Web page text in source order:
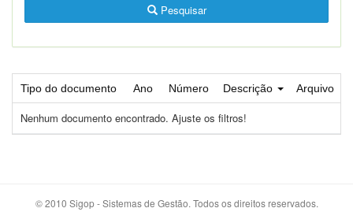
Pesquisar
Tipo do documento Ano Número Descrição Arquivo
Nenhum documento encontrado. Ajuste os filtros!
© 2010 Sigop - Sistemas de Gestão. Todos os direitos reservados.